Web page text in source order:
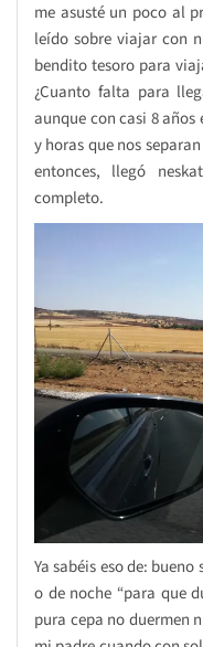
me asusté un poco al
leído sobre viajar con
bendito tesoro para
¿Cuanto falta para
aunque con casi 8
y horas que nos
entonces, llegó
completo.
Ya sabéis eso de:
o de noche “para que
pura cepa no duermen